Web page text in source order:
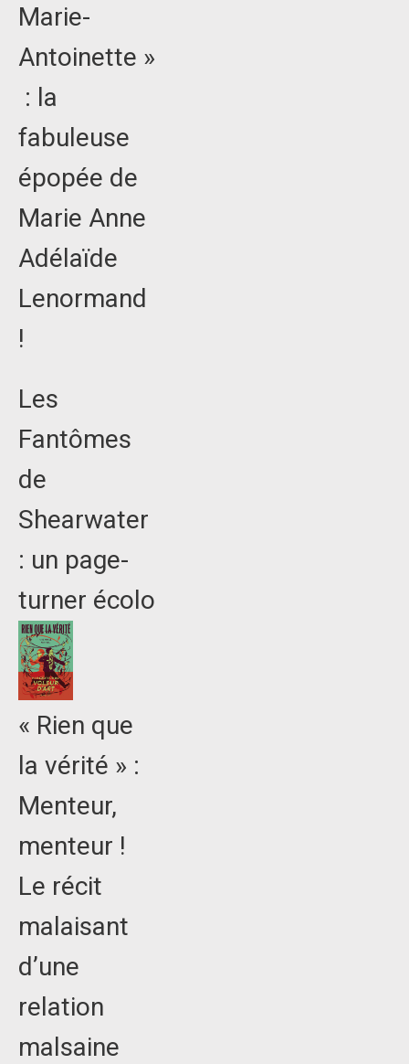
Marie-
Antoinette »
: la
fabuleuse
épopée de
Marie Anne
Adélaïde
Lenormand
!
Les
Fantômes
de
Shearwater
: un page-
turner écolo
« Rien que
la vérité » :
Menteur,
menteur !
Le récit
malaisant
d’une
relation
malsaine